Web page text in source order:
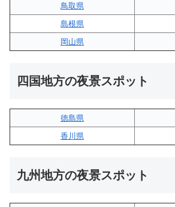
鳥取県
島根県
岡山県
四国地方の夜景スポット
徳島県
香川県
九州地方の夜景スポット